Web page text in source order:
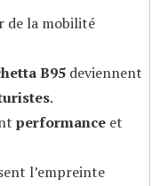
de la mobilité
B95deviennent
.
performanceet
l’empreinte